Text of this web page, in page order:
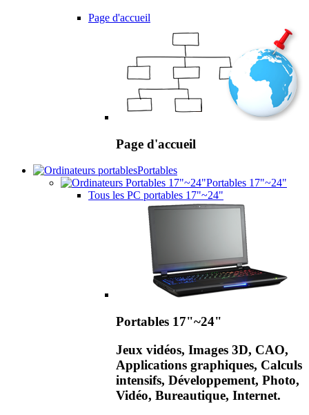
Page d'accueil
Page d'accueil
Portables
Portables 17"~24"
Tous les PC portables 17"~24"
Portables 17"~24"
Jeux vidéos, Images 3D, CAO,
Applications graphiques, Calculs
intensifs, Développement, Photo,
Vidéo, Bureautique, Internet.